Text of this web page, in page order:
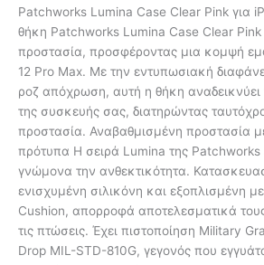
Patchworks Lumina Case Clear Pink για
θήκη Patchworks Lumina Case Clear Pink
προστασία, προσφέροντας μια κομψή
12 Pro Max. Με την εντυπωσιακή
ροζ απόχρωση, αυτή η θήκη
της συσκευής σας, διατηρώντας
προστασία. Αναβαθμισμένη προστασία
πρότυπα Η σειρά Lumina της Patchworks
γνώμονα την ανθεκτικότητα.
ενισχυμένη σιλικόνη και εξοπλισμένη
Cushion, απορροφά αποτελεσματικά
τις πτώσεις. Έχει πιστοποίηση Military
Drop MIL-STD-810G, γεγονός που